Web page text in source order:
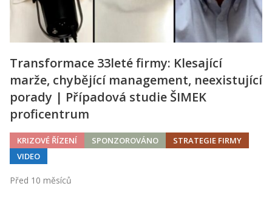
Transformace 33leté firmy: Klesající
marže, chybějící management, neexistující
porady | Případová studie ŠIMEK
proficentrum
KRIZOVÉ ŘÍZENÍ SPONZOROVÁNO
STRATEGIE FIRMY
VIDEO
Před 10 měsíců